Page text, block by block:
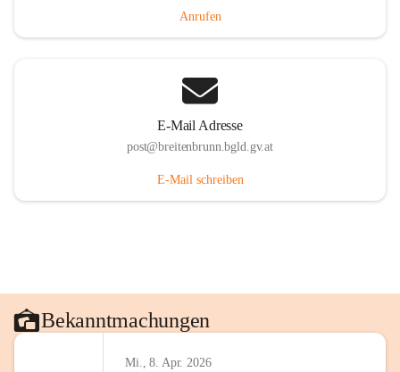
Anrufen
E-Mail Adresse
post@breitenbrunn.bgld.gv.at
E-Mail schreiben
Bekanntmachungen
Mi., 8. Apr. 2026